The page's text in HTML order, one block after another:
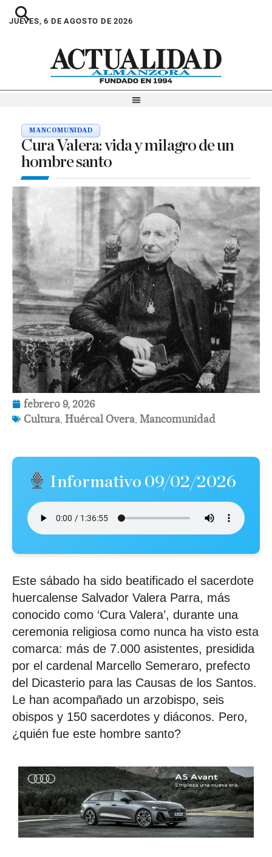
JUEVES, 6 DE AGOSTO DE 2026
MANCOMUNIDAD
Cura Valera: vida y milagro de un
hombre santo
febrero 9, 2026
Cultura Huércal Overa Mancomunidad
Informativo 09/02/2026
Este sábado ha sido beatificado el sacerdote
huercalense Salvador Valera Parra, más
conocido como ‘Cura Valera’, durante una
ceremonia religiosa como nunca ha visto esta
comarca: más de 7.000 asistentes, presidida
por el cardenal Marcello Semeraro, prefecto
del Dicasterio para las Causas de los Santos.
Le han acompañado un arzobispo, seis
obispos y 150 sacerdotes y diáconos. Pero,
¿quién fue este hombre santo?